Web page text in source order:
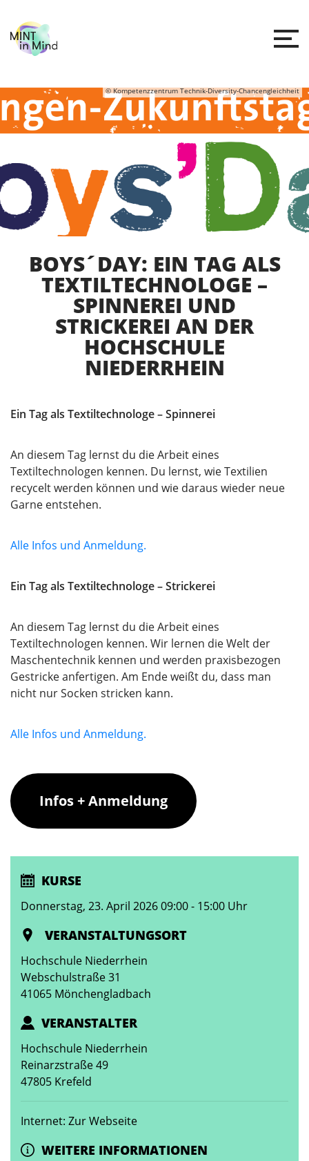
© Kompetenzzentrum Technik-Diversity-Chancengleichheit
BOYS´DAY: EIN TAG ALS
TEXTILTECHNOLOGE –
SPINNEREI UND
STRICKEREI AN DER
HOCHSCHULE
NIEDERRHEIN
Ein Tag als Textiltechnologe – Spinnerei
An diesem Tag lernst du die Arbeit eines
Textiltechnologen kennen. Du lernst, wie Textilien
recycelt werden können und wie daraus wieder neue
Garne entstehen.
Alle Infos und Anmeldung.
Ein Tag als Textiltechnologe – Strickerei
An diesem Tag lernst du die Arbeit eines
Textiltechnologen kennen. Wir lernen die Welt der
Maschentechnik kennen und werden praxisbezogen
Gestricke anfertigen. Am Ende weißt du, dass man
nicht nur Socken stricken kann.
Alle Infos und Anmeldung.
Infos + Anmeldung
KURSE
Donnerstag, 23. April 2026 09:00 - 15:00 Uhr
VERANSTALTUNGSORT
Hochschule Niederrhein
Webschulstraße 31
41065 Mönchengladbach
VERANSTALTER
Hochschule Niederrhein
Reinarzstraße 49
47805 Krefeld
Internet: Zur Webseite
WEITERE INFORMATIONEN